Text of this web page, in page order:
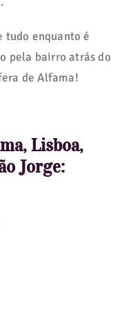
tudo enquanto é
pela bairro atrás do
de Alfama!
Lisboa,
Jorge: